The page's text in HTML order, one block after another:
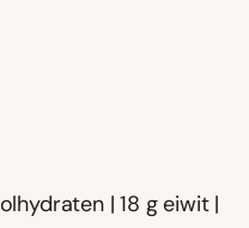
| 18 g eiwit |